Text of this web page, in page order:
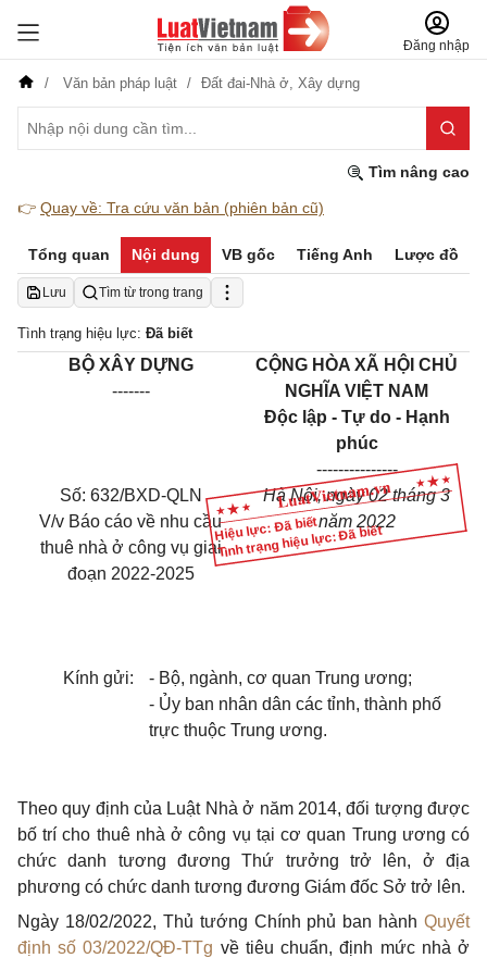
Đăng nhập
Văn bản pháp luật Đất đai-Nhà ở, Xây dựng
Tìm nâng cao
👉 Quay về: Tra cứu văn bản (phiên bản cũ)
Tổng quan Nội dung VB gốc Tiếng Anh Lược đồ
Lưu Tìm từ trong trang
Tình trạng hiệu lực: Đã biết
Hiệu lực: Đã biết
Tình trạng hiệu lực: Đã biết
BỘ XÂY DỰNG
-------
CỘNG HÒA XÃ HỘI CHỦ
NGHĨA VIỆT NAM
Độc lập - Tự do - Hạnh
phúc
---------------
Số: 632/BXD-QLN
V/v Báo cáo về nhu cầu
thuê nhà ở công vụ giai
đoạn 2022-2025
Hà Nội, ngày 02 tháng 3
năm 2022
Kính gửi:
- Bộ, ngành, cơ quan Trung ương;
- Ủy ban nhân dân các tỉnh, thành phố
trực thuộc Trung ương.
Theo quy định của Luật Nhà ở năm 2014, đối tượng được
bố trí cho thuê nhà ở công vụ tại cơ quan Trung ương có
chức danh tương đương Thứ trưởng trở lên, ở địa
phương có chức danh tương đương Giám đốc Sở trở lên.
Ngày 18/02/2022, Thủ tướng Chính phủ ban hành Quyết
định số 03/2022/QĐ-TTg về tiêu chuẩn, định mức nhà ở